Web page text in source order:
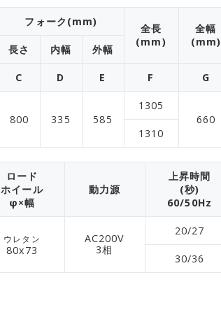
フォーク(mm)
全長
(mm)
全幅
(mm)
長さ 内幅 外幅
C D E F G
800
335 585
1305
660
1310
ロード
ホイール
φ×幅
動力源
上昇時間
(秒)
60/50Hz
ウレタン
80x73
AC200V
3相
20/27
30/36